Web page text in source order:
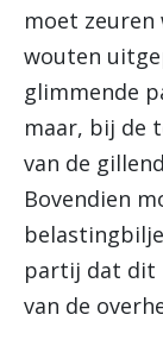
moet zeuren
wouten
glimmende
maar, bij de
van de
Bovendien
partij dat dit
van de